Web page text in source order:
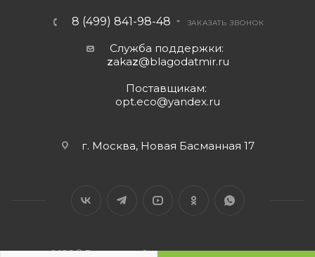
8 (499) 841-98-48 ЗАКАЗАТЬ ЗВОНОК
Служба поддержки:
zakaz@blagodatmir.ru
Поставщикам:
opt.eco@yandex.ru
г. Москва, Новая Басманная 17
2026 © Благодатный мир - интернет-магазин